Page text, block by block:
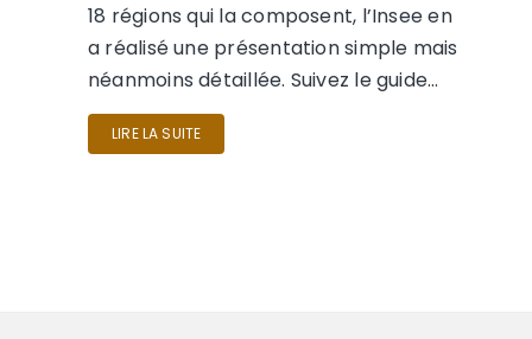
18 régions qui la composent, l’Insee en
a réalisé une présentation simple mais
néanmoins détaillée. Suivez le guide…
LIRE LA SUITE